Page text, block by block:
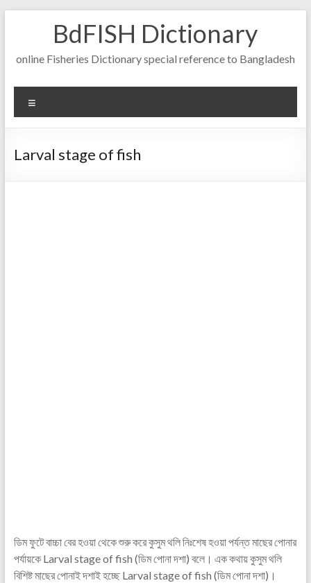
BdFISH Dictionary
online Fisheries Dictionary special reference to Bangladesh
Larval stage of fish
ডিম ফুটে বাচ্চা বের হওয়া থেকে শুরু করে কুসুম থলি নিঃশেষ হওয়া পর্যন্ত মাছের পোনার
পর্যায়কে Larval stage of fish (ডিম পোনা দশা) বলে। এক কথায় কুসুম থলি
বিশিষ্ট মাছের পোনাই দশাই হচ্ছে Larval stage of fish (ডিম পোনা দশা)।